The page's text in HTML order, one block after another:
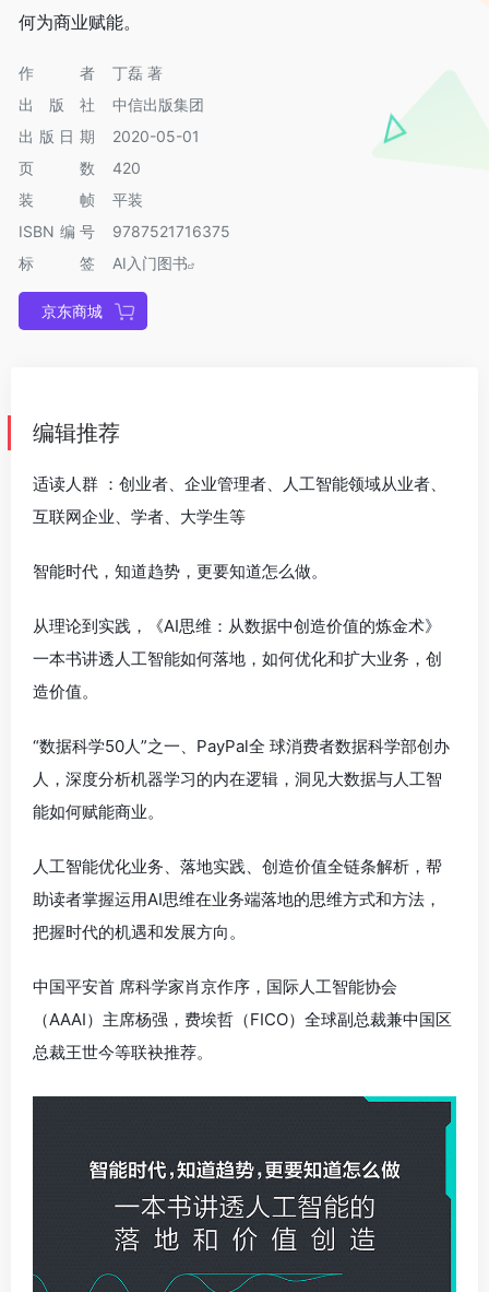
何为商业赋能。
作者
丁磊 著
出版社
中信出版集团
出版日期
2020-05-01
页数
420
装帧
平装
ISBN编号
9787521716375
标签
AI入门图书
京东商城
编辑推荐
适读人群 ：创业者、企业管理者、人工智能领域从业者、
互联网企业、学者、大学生等
智能时代，知道趋势，更要知道怎么做。
从理论到实践，《AI思维：从数据中创造价值的炼金术》
一本书讲透人工智能如何落地，如何优化和扩大业务，创
造价值。
“数据科学50人”之一、PayPal全 球消费者数据科学部创办
人，深度分析机器学习的内在逻辑，洞见大数据与人工智
能如何赋能商业。
人工智能优化业务、落地实践、创造价值全链条解析，帮
助读者掌握运用AI思维在业务端落地的思维方式和方法，
把握时代的机遇和发展方向。
中国平安首 席科学家肖京作序，国际人工智能协会
（AAAI）主席杨强，费埃哲（FICO）全球副总裁兼中国区
总裁王世今等联袂推荐。